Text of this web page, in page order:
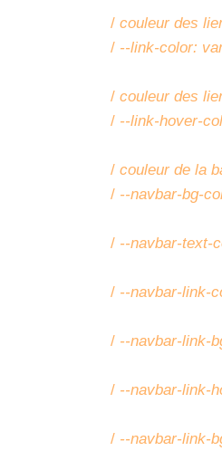
/ couleur des
/ --link-color:
/ couleur des
/ --link-hover-
/ couleur de la
/ --navbar-bg-
/ --navbar-text-
/ --navbar-link-
/ --navbar-link-
/ --navbar-link-
/ --navbar-link-